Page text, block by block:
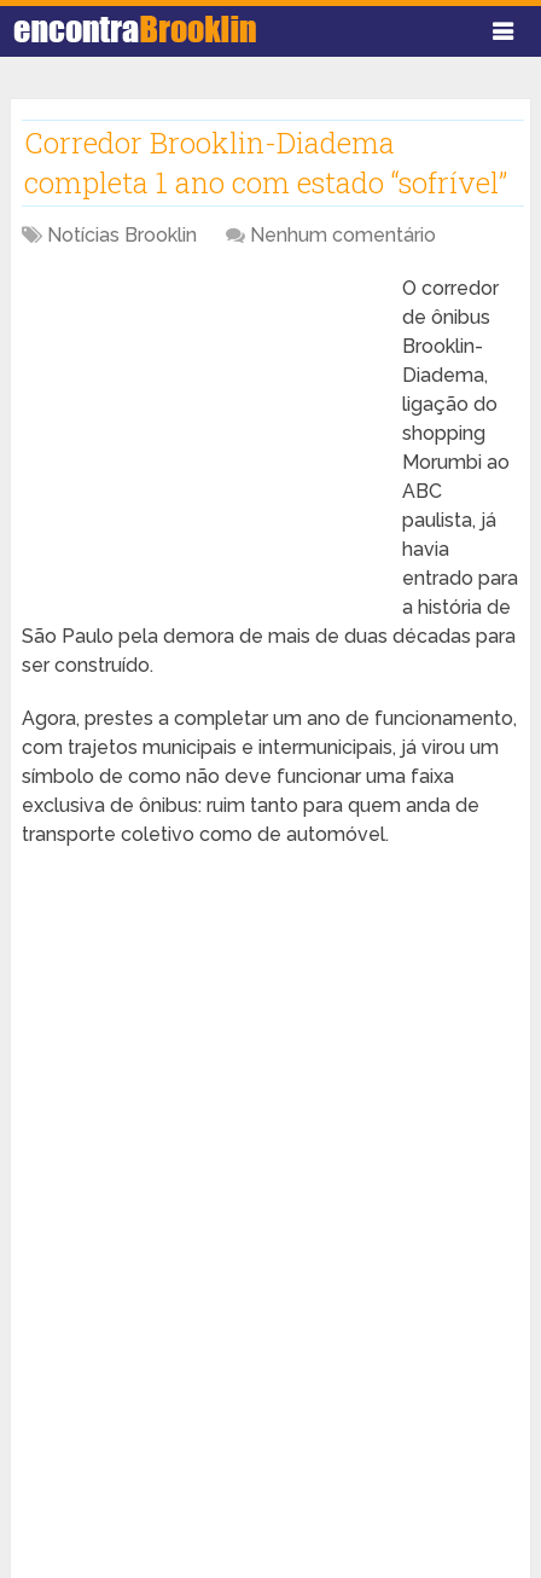
Corredor Brooklin-Diadema
completa 1 ano com estado “sofrível”
Notícias Brooklin Nenhum comentário
O corredor
de ônibus
Brooklin-
Diadema,
ligação do
shopping
Morumbi ao
ABC
paulista, já
havia
entrado para
a história de
São Paulo pela demora de mais de duas décadas para
ser construído.
Agora, prestes a completar um ano de funcionamento,
com trajetos municipais e intermunicipais, já virou um
símbolo de como não deve funcionar uma faixa
exclusiva de ônibus: ruim tanto para quem anda de
transporte coletivo como de automóvel.